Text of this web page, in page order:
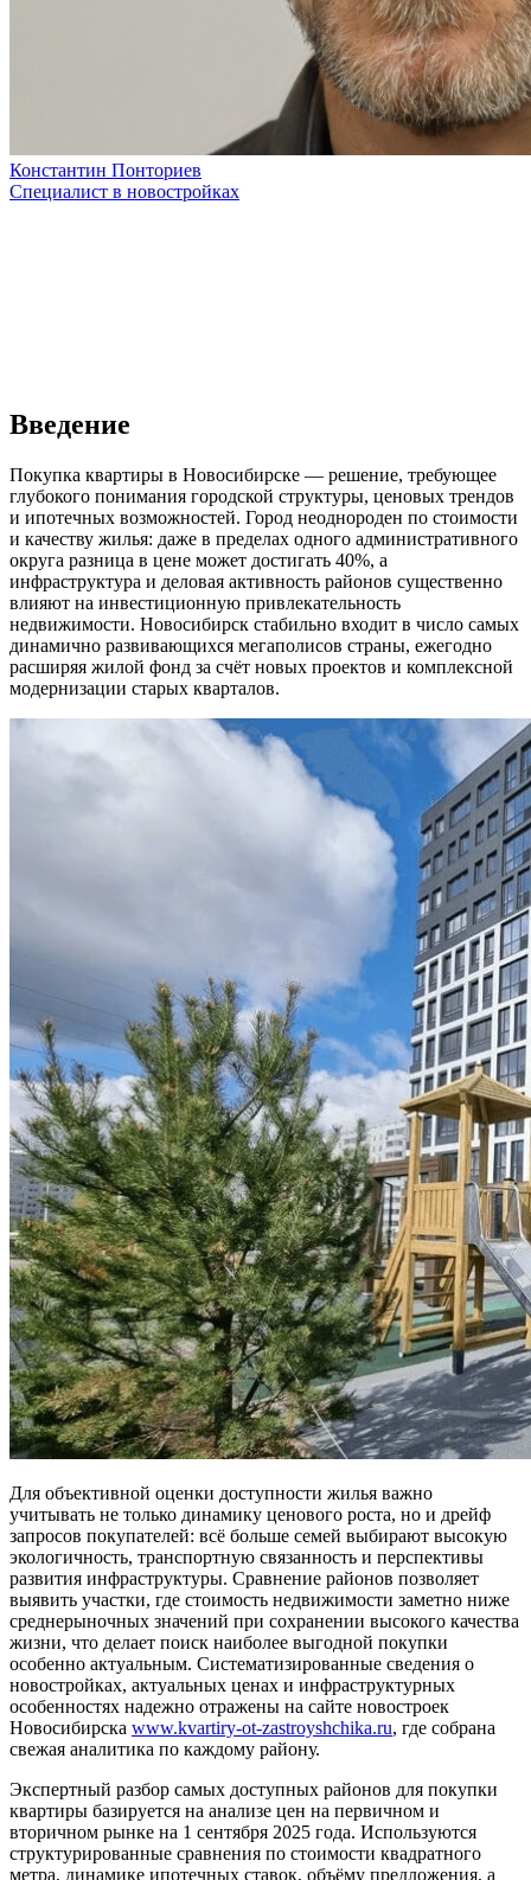
Константин Понториев
Специалист в новостройках
Введение
Покупка квартиры в Новосибирске — решение, требующее
глубокого понимания городской структуры, ценовых трендов
и ипотечных возможностей. Город неоднороден по стоимости
и качеству жилья: даже в пределах одного административного
округа разница в цене может достигать 40%, а
инфраструктура и деловая активность районов существенно
влияют на инвестиционную привлекательность
недвижимости. Новосибирск стабильно входит в число самых
динамично развивающихся мегаполисов страны, ежегодно
расширяя жилой фонд за счёт новых проектов и комплексной
модернизации старых кварталов.
Для объективной оценки доступности жилья важно
учитывать не только динамику ценового роста, но и дрейф
запросов покупателей: всё больше семей выбирают высокую
экологичность, транспортную связанность и перспективы
развития инфраструктуры. Сравнение районов позволяет
выявить участки, где стоимость недвижимости заметно ниже
среднерыночных значений при сохранении высокого качества
жизни, что делает поиск наиболее выгодной покупки
особенно актуальным. Систематизированные сведения о
новостройках, актуальных ценах и инфраструктурных
особенностях надежно отражены на сайте новостроек
Новосибирска www.kvartiry-ot-zastroyshchika.ru, где собрана
свежая аналитика по каждому району.
Экспертный разбор самых доступных районов для покупки
квартиры базируется на анализе цен на первичном и
вторичном рынке на 1 сентября 2025 года. Используются
структурированные сравнения по стоимости квадратного
метра, динамике ипотечных ставок, объёму предложения, а